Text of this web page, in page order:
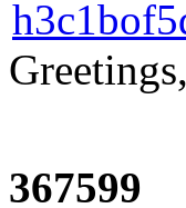
367599